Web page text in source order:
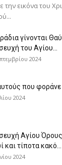
την εικόνα του
γίνονται
του Αγίου...
2024
που
2024
Αγίου
και τίποτα κακό...
2024